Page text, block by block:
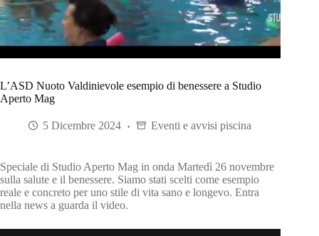
L’ASD Nuoto Valdinievole esempio di benessere a Studio
Aperto Mag
5 Dicembre 2024 Eventi e avvisi piscina
Speciale di Studio Aperto Mag in onda Martedì 26 novembre
sulla salute e il benessere. Siamo stati scelti come esempio
reale e concreto per uno stile di vita sano e longevo. Entra
nella news a guarda il video.